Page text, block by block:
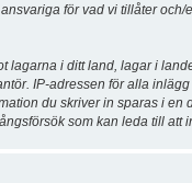
för vad vi tillåter
i ditt land, lagar i
IP-adressen för alla
du skriver in sparas i en
som kan leda till att